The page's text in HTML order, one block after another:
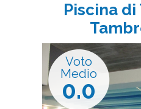
Piscina di
Voto
Medio
0.0